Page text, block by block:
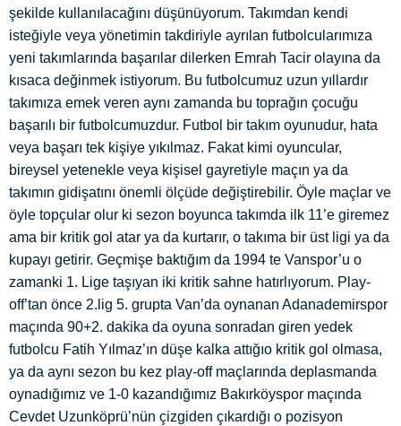
şekilde kullanılacağını düşünüyorum. Takımdan kendi
isteğiyle veya yönetimin takdiriyle ayrılan futbolcularımıza
yeni takımlarında başarılar dilerken Emrah Tacir olayına da
kısaca değinmek istiyorum. Bu futbolcumuz uzun yıllardır
takımıza emek veren aynı zamanda bu toprağın çocuğu
başarılı bir futbolcumuzdur. Futbol bir takım oyunudur, hata
veya başarı tek kişiye yıkılmaz. Fakat kimi oyuncular,
bireysel yetenekle veya kişisel gayretiyle maçın ya da
takımın gidişatını önemli ölçüde değiştirebilir. Öyle maçlar ve
öyle topçular olur ki sezon boyunca takımda ilk 11’e giremez
ama bir kritik gol atar ya da kurtarır, o takıma bir üst ligi ya da
kupayı getirir. Geçmişe baktığım da 1994 te Vanspor’u o
zamanki 1. Lige taşıyan iki kritik sahne hatırlıyorum. Play-
off’tan önce 2.lig 5. grupta Van’da oynanan Adanademirspor
maçında 90+2. dakika da oyuna sonradan giren yedek
futbolcu Fatih Yılmaz’ın düşe kalka attığıo kritik gol olmasa,
ya da aynı sezon bu kez play-off maçlarında deplasmanda
oynadığımız ve 1-0 kazandığımız Bakırköyspor maçında
Cevdet Uzunköprü’nün çizgiden çıkardığı o pozisyon